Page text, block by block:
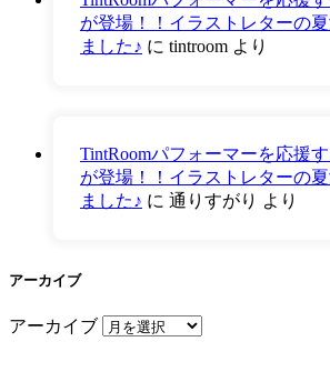
が登場！！イラストレターの
ました♪ に tintroom より
TintRoomパフォーマーを応援
が登場！！イラストレターの
ました♪ に 通りすがり より
アーカイブ
アーカイブ